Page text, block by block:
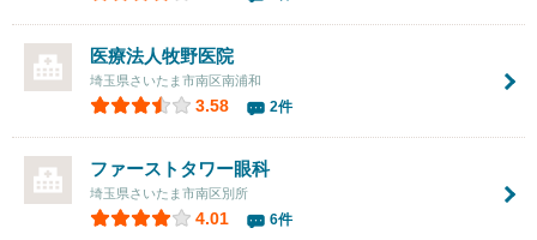
医療法人牧野医院
埼玉県さいたま市南区南浦和
3.58 2件
ファーストタワー眼科
埼玉県さいたま市南区別所
4.01 6件